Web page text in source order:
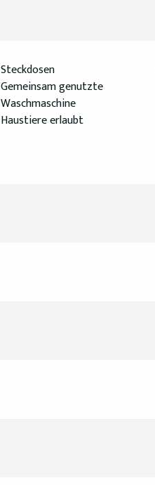
Steckdosen
Gemeinsam genutzte
Waschmaschine
Haustiere erlaubt